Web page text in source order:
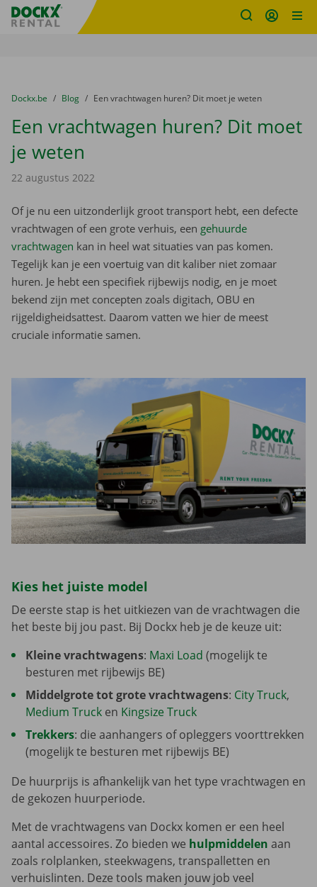
Fratello DEMO
U bevindt zich hier:
van
Dockx.be naar
Blog naar
Een vrachtwagen huren? Dit moet je weten
Een vrachtwagen huren? Dit moet
je weten
22 augustus 2022
Of je nu een uitzonderlijk groot transport hebt, een defecte
vrachtwagen of een grote verhuis, een gehuurde
vrachtwagen kan in heel wat situaties van pas komen.
Tegelijk kan je een voertuig van dit kaliber niet zomaar
huren. Je hebt een specifiek rijbewijs nodig, en je moet
bekend zijn met concepten zoals digitach, OBU en
rijgeldigheidsattest. Daarom vatten we hier de meest
cruciale informatie samen.
Kies het juiste model
De eerste stap is het uitkiezen van de vrachtwagen die
het beste bij jou past. Bij Dockx heb je de keuze uit:
Kleine vrachtwagens: Maxi Load (mogelijk te
besturen met rijbewijs BE)
Middelgrote tot grote vrachtwagens: City Truck,
Medium Truck en Kingsize Truck
Trekkers: die aanhangers of opleggers voorttrekken
(mogelijk te besturen met rijbewijs BE)
De huurprijs is afhankelijk van het type vrachtwagen en
de gekozen huurperiode.
Met de vrachtwagens van Dockx komen er een heel
aantal accessoires. Zo bieden we hulpmiddelen aan
zoals rolplanken, steekwagens, transpalletten en
verhuislinten. Deze tools maken jouw job veel